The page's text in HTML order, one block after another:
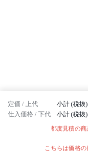
定価 / 上代 小計 (税抜)
仕入価格 / 下代 小計 (税抜)
都度見積の
こちらは価格